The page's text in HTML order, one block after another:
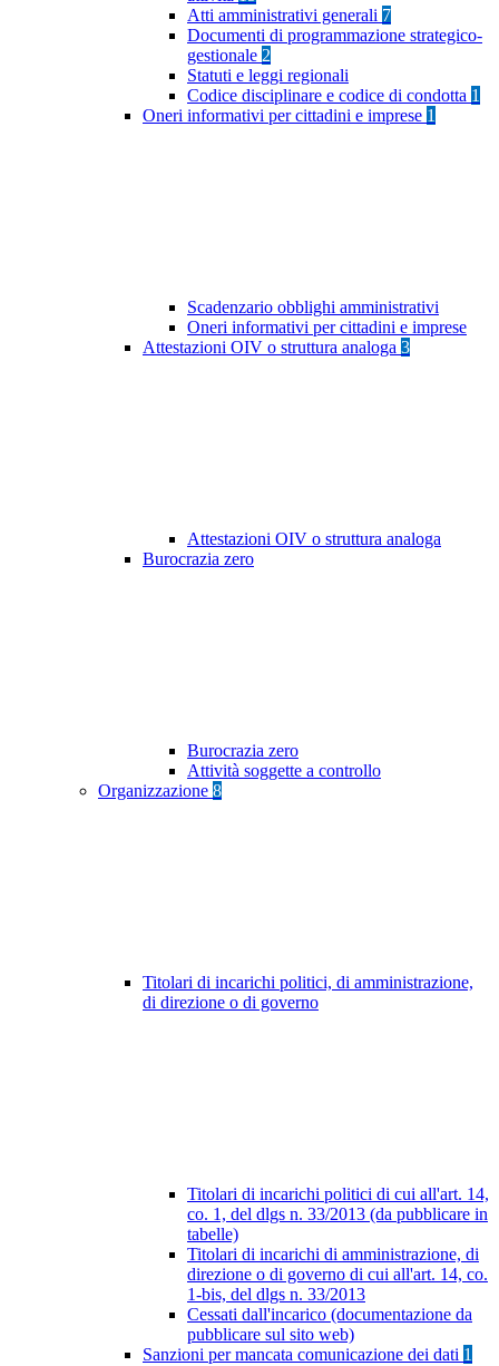
Atti amministrativi generali 7
Documenti di programmazione strategico-
gestionale 2
Statuti e leggi regionali
Codice disciplinare e codice di condotta 1
Oneri informativi per cittadini e imprese 1
Scadenzario obblighi amministrativi
Oneri informativi per cittadini e imprese
Attestazioni OIV o struttura analoga 3
Attestazioni OIV o struttura analoga
Burocrazia zero
Burocrazia zero
Attività soggette a controllo
Organizzazione 8
Titolari di incarichi politici, di amministrazione,
di direzione o di governo
Titolari di incarichi politici di cui all'art. 14,
co. 1, del dlgs n. 33/2013 (da pubblicare in
tabelle)
Titolari di incarichi di amministrazione, di
direzione o di governo di cui all'art. 14, co.
1-bis, del dlgs n. 33/2013
Cessati dall'incarico (documentazione da
pubblicare sul sito web)
Sanzioni per mancata comunicazione dei dati 1